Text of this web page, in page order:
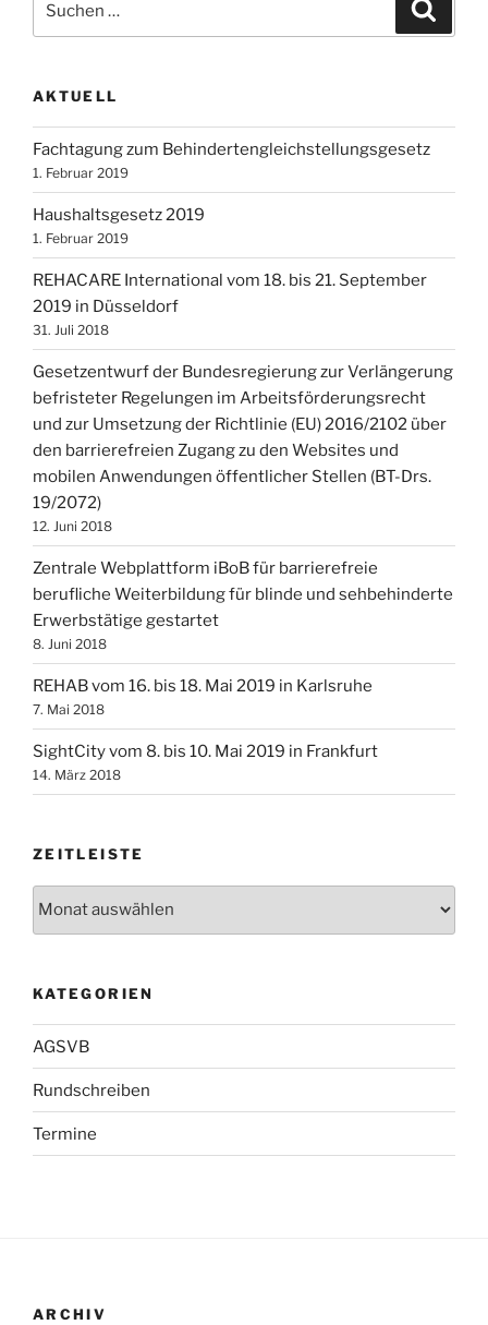
nach:
AKTUELL
Fachtagung zum Behindertengleichstellungsgesetz
1. Februar 2019
Haushaltsgesetz 2019
1. Februar 2019
REHACARE International vom 18. bis 21. September
2019 in Düsseldorf
31. Juli 2018
Gesetzentwurf der Bundesregierung zur Verlängerung
befristeter Regelungen im Arbeitsförderungsrecht
und zur Umsetzung der Richtlinie (EU) 2016/2102 über
den barrierefreien Zugang zu den Websites und
mobilen Anwendungen öffentlicher Stellen (BT-Drs.
19/2072)
12. Juni 2018
Zentrale Webplattform iBoB für barrierefreie
berufliche Weiterbildung für blinde und sehbehinderte
Erwerbstätige gestartet
8. Juni 2018
REHAB vom 16. bis 18. Mai 2019 in Karlsruhe
7. Mai 2018
SightCity vom 8. bis 10. Mai 2019 in Frankfurt
14. März 2018
ZEITLEISTE
KATEGORIEN
AGSVB
Rundschreiben
Termine
ARCHIV